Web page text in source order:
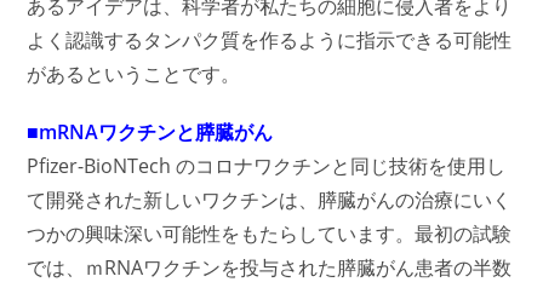
あるアイデアは、科学者が私たちの細胞に侵入者をより
よく認識するタンパク質を作るように指示できる可能性
があるということです。
■mRNAワクチンと膵臓がん
Pfizer-BioNTech のコロナワクチンと同じ技術を使用し
て開発された新しいワクチンは、膵臓がんの治療にいく
つかの興味深い可能性をもたらしています。最初の試験
では、ｍRNAワクチンを投与された膵臓がん患者の半数